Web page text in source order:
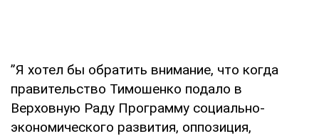
”Я хотел бы обратить внимание, что когда
правительство Тимошенко подало в
Верховную Раду Программу социально-
экономического развития, оппозиция,